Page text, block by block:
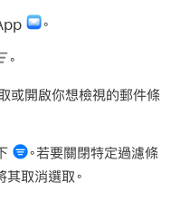
。
。
或開啟你想檢視的郵件條
。若要關閉特定過濾條
其取消選取。